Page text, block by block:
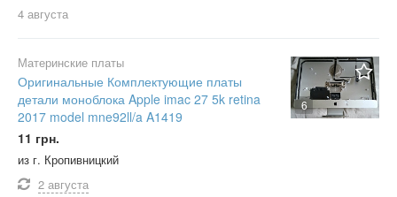
4 августа
6
Материнские платы
Оригинальные Комплектующие платы
детали моноблока Apple imac 27 5k retina
2017 model mne92ll/a A1419
11 грн.
из г. Кропивницкий
2 августа